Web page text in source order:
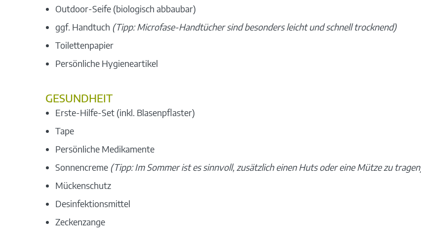
Outdoor-Seife (biologisch abbaubar)
ggf. Handtuch (Tipp: Microfase-Handtücher sind besonders leicht und schnell trocknend)
Toilettenpapier
Persönliche Hygieneartikel
GESUNDHEIT
Erste-Hilfe-Set (inkl. Blasenpflaster)
Tape
Persönliche Medikamente
Sonnencreme (Tipp: Im Sommer ist es sinnvoll, zusätzlich einen Huts oder eine Mütze zu
Mückenschutz
Desinfektionsmittel
Zeckenzange